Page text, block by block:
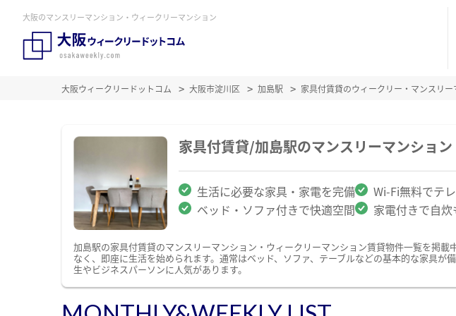
大阪のマンスリーマンション・ウィークリーマンション
大阪ウィークリードットコム 大阪市淀川区 加島駅 家具付賃貸のウィークリー・マンスリ
家具付賃貸/加島駅のマンスリーマンショ
生活に必要な家具・家電を完備 Wi-Fi無料でテ
ベッド・ソファ付きで快適空間
家電付きで自
加島駅の家具付賃貸のマンスリーマンション・ウィークリーマンション賃貸物件一覧を掲
なく、即座に生活を始められます。通常はベッド、ソファ、テーブルなどの基本的な家具
生やビジネスパーソンに人気があります。